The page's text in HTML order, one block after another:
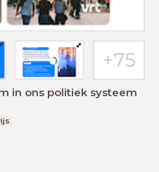
in ons politiek systeem